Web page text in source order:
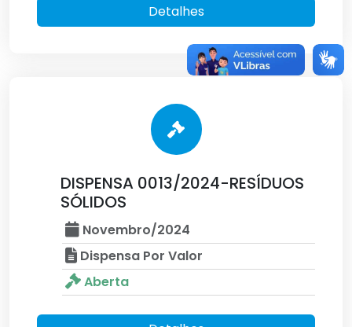
Detalhes
DISPENSA 0013/2024-RESÍDUOS
SÓLIDOS
Novembro/2024
Dispensa Por Valor
Aberta